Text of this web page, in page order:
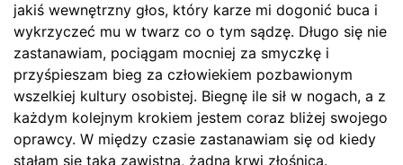
jakiś wewnętrzny głos, który karze mi dogonić buca i
wykrzyczeć mu w twarz co o tym sądzę. Długo się nie
zastanawiam, pociągam mocniej za smyczkę i
przyśpieszam bieg za człowiekiem pozbawionym
wszelkiej kultury osobistej. Biegnę ile sił w nogach, a z
każdym kolejnym krokiem jestem coraz bliżej swojego
oprawcy. W między czasie zastanawiam się od kiedy
stałam się taką zawistną, żądną krwi złośnicą.